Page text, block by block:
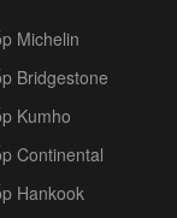
Michelin
Bridgestone
Kumho
Continental
Hankook